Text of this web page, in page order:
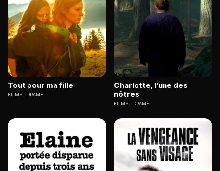
Tout pour ma fille
FILMS DRAME
Charlotte, l'une des
nôtres
FILMS DRAME